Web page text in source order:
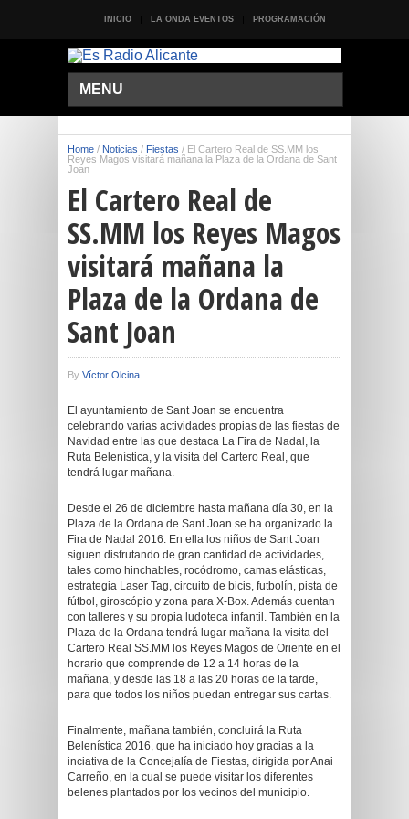
INICIO LA ONDA EVENTOS PROGRAMACIÓN
MENU
Home / Noticias / Fiestas / El Cartero Real de SS.MM los
Reyes Magos visitará mañana la Plaza de la Ordana de Sant
Joan
El Cartero Real de
SS.MM los Reyes Magos
visitará mañana la
Plaza de la Ordana de
Sant Joan
By Víctor Olcina
El ayuntamiento de Sant Joan se encuentra
celebrando varias actividades propias de las fiestas de
Navidad entre las que destaca La Fira de Nadal, la
Ruta Belenística, y la visita del Cartero Real, que
tendrá lugar mañana.
Desde el 26 de diciembre hasta mañana día 30, en la
Plaza de la Ordana de Sant Joan se ha organizado la
Fira de Nadal 2016. En ella los niños de Sant Joan
siguen disfrutando de gran cantidad de actividades,
tales como hinchables, rocódromo, camas elásticas,
estrategia Laser Tag, circuito de bicis, futbolín, pista de
fútbol, giroscópio y zona para X-Box. Además cuentan
con talleres y su propia ludoteca infantil. También en la
Plaza de la Ordana tendrá lugar mañana la visita del
Cartero Real SS.MM los Reyes Magos de Oriente en el
horario que comprende de 12 a 14 horas de la
mañana, y desde las 18 a las 20 horas de la tarde,
para que todos los niños puedan entregar sus cartas.
Finalmente, mañana también, concluirá la Ruta
Belenística 2016, que ha iniciado hoy gracias a la
inciativa de la Concejalía de Fiestas, dirigida por Anai
Carreño, en la cual se puede visitar los diferentes
belenes plantados por los vecinos del municipio.